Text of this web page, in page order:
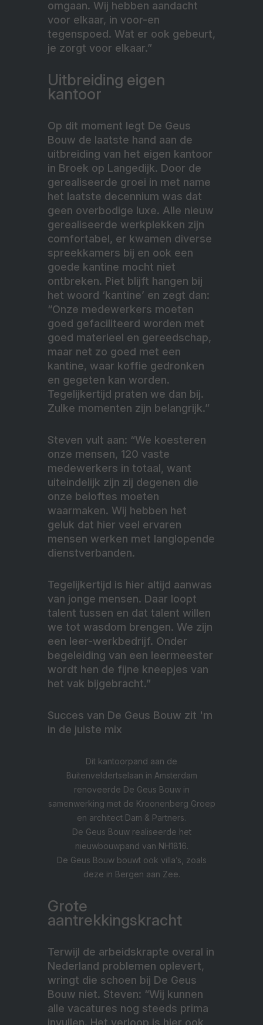
omgaan. Wij hebben aandacht
voor elkaar, in voor-en
tegenspoed. Wat er ook gebeurt,
je zorgt voor elkaar.”
Uitbreiding eigen
kantoor
Op dit moment legt De Geus
Bouw de laatste hand aan de
uitbreiding van het eigen kantoor
in Broek op Langedijk. Door de
gerealiseerde groei in met name
het laatste decennium was dat
geen overbodige luxe. Alle nieuw
gerealiseerde werkplekken zijn
comfortabel, er kwamen diverse
spreekkamers bij en ook een
goede kantine mocht niet
ontbreken. Piet blijft hangen bij
het woord ‘kantine’ en zegt dan:
“Onze medewerkers moeten
goed gefaciliteerd worden met
goed materieel en gereedschap,
maar net zo goed met een
kantine, waar koffie gedronken
en gegeten kan worden.
Tegelijkertijd praten we dan bij.
Zulke momenten zijn belangrijk.”
Steven vult aan: “We koesteren
onze mensen, 120 vaste
medewerkers in totaal, want
uiteindelijk zijn zij degenen die
onze beloftes moeten
waarmaken. Wij hebben het
geluk dat hier veel ervaren
mensen werken met langlopende
dienstverbanden.
Tegelijkertijd is hier altijd aanwas
van jonge mensen. Daar loopt
talent tussen en dat talent willen
we tot wasdom brengen. We zijn
een leer-werkbedrijf. Onder
begeleiding van een leermeester
wordt hen de fijne kneepjes van
het vak bijgebracht.”
Succes van De Geus Bouw zit 'm
in de juiste mix
Dit kantoorpand aan de
Buitenveldertselaan in Amsterdam
renoveerde De Geus Bouw in
samenwerking met de Kroonenberg Groep
en architect Dam & Partners.
De Geus Bouw realiseerde het
nieuwbouwpand van NH1816.
De Geus Bouw bouwt ook villa’s, zoals
deze in Bergen aan Zee.
Grote
aantrekkingskracht
Terwijl de arbeidskrapte overal in
Nederland problemen oplevert,
wringt die schoen bij De Geus
Bouw niet. Steven: “Wij kunnen
alle vacatures nog steeds prima
invullen. Het verloop is hier ook